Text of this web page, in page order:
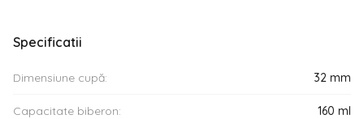
Specificatii
Dimensiune cupă: 32 mm
Capacitate biberon: 160 ml